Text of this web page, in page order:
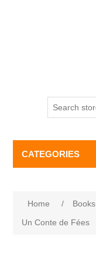
CATEGORIES
Home / Books
Un Conte de Fées